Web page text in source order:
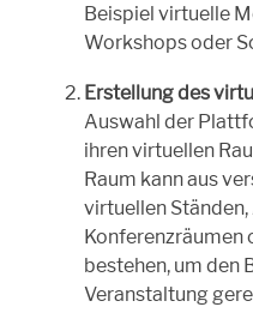
Beispiel virtuelle
Workshops oder
Erstellung des
Auswahl der
ihren virtuellen
Raum kann aus
virtuellen
Konferenzräumen
bestehen, um den
Veranstaltung